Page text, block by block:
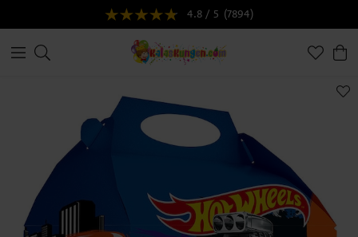
4.8 / 5 (7894)